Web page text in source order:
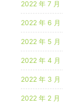
2022 年 7 月
2022 年 6 月
2022 年 5 月
2022 年 4 月
2022 年 3 月
2022 年 2 月